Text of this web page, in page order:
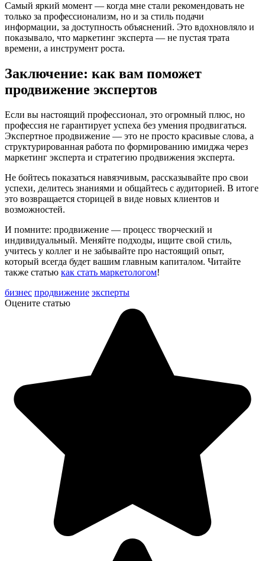
Самый яркий момент — когда мне стали рекомендовать не
только за профессионализм, но и за стиль подачи
информации, за доступность объяснений. Это вдохновляло и
показывало, что маркетинг эксперта — не пустая трата
времени, а инструмент роста.
Заключение: как вам поможет
продвижение экспертов
Если вы настоящий профессионал, это огромный плюс, но
профессия не гарантирует успеха без умения продвигаться.
Экспертное продвижение — это не просто красивые слова, а
структурированная работа по формированию имиджа через
маркетинг эксперта и стратегию продвижения эксперта.
Не бойтесь показаться навязчивым, рассказывайте про свои
успехи, делитесь знаниями и общайтесь с аудиторией. В итоге
это возвращается сторицей в виде новых клиентов и
возможностей.
И помните: продвижение — процесс творческий и
индивидуальный. Меняйте подходы, ищите свой стиль,
учитесь у коллег и не забывайте про настоящий опыт,
который всегда будет вашим главным капиталом. Читайте
также статью как стать маркетологом!
бизнес продвижение эксперты
Оцените статью